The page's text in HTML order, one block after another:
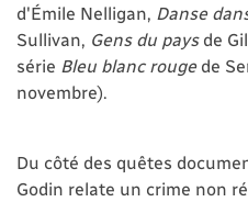
d'Émile Nelligan, Danse
Sullivan, Gens du paysde
série Bleu blanc rouge de
novembre).
Du côté des quêtes
Godin relate un crime non